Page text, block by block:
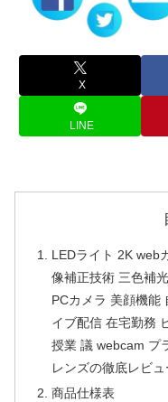
X
LINE
LEDライト 2K web
像補正技術 三色補
PCカメラ 美顔機能
イブ配信 在宅勤務
授業 議 webcam プ
レンズの徹底レビュ
商品仕様表